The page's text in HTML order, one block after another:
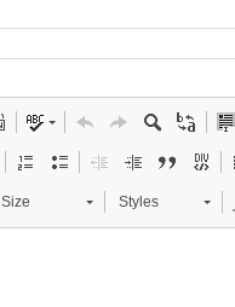
Size Styles